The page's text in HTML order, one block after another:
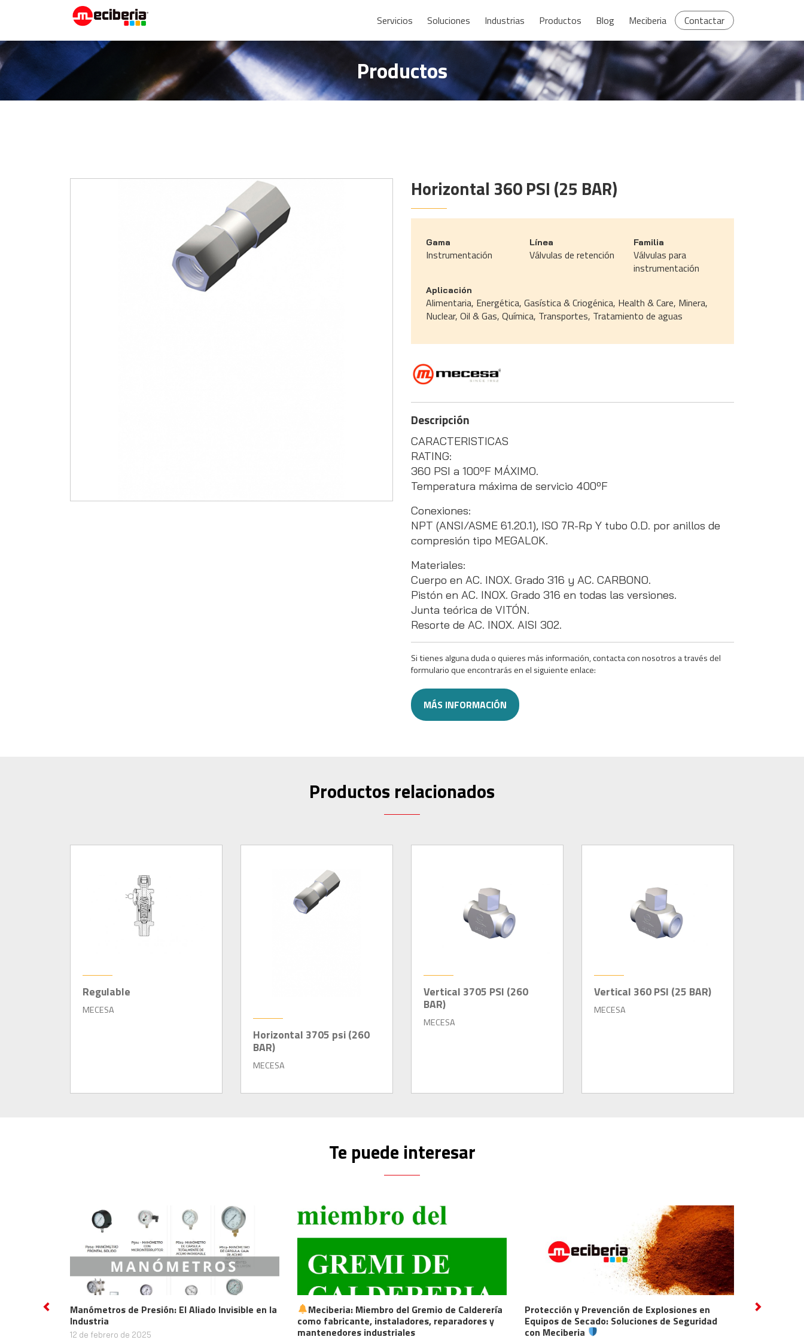
Servicios Soluciones Industrias Productos Blog Meciberia Contactar
Productos
Horizontal 360 PSI (25 BAR)
Gama
Instrumentación
Línea
Válvulas de retención
Familia
Válvulas para
instrumentación
Aplicación
Alimentaria, Energética, Gasística & Criogénica, Health & Care, Minera,
Nuclear, Oil & Gas, Química, Transportes, Tratamiento de aguas
Descripción
CARACTERISTICAS
RATING:
360 PSI a 100ºF MÁXIMO.
Temperatura máxima de servicio 400ºF
Conexiones:
NPT (ANSI/ASME 61.20.1), ISO 7R-Rp Y tubo O.D. por anillos de
compresión tipo MEGALOK.
Materiales:
Cuerpo en AC. INOX. Grado 316 y AC. CARBONO.
Pistón en AC. INOX. Grado 316 en todas las versiones.
Junta teórica de VITÓN.
Resorte de AC. INOX. AISI 302.
Si tienes alguna duda o quieres más información, contacta con nosotros a través del
formulario que encontrarás en el siguiente enlace:
MÁS INFORMACIÓN
Productos relacionados
Regulable
MECESA
Horizontal 3705 psi (260
BAR)
MECESA
Vertical 3705 PSI (260
BAR)
MECESA
Vertical 360 PSI (25 BAR)
MECESA
Te puede interesar
Manómetros de Presión: El Aliado Invisible en la
12 de febrero de 2025
Meciberia: Miembro del Gremio de Calderería
como fabricante, instaladores, reparadores y
mantenedores industriales
Protección y Prevención de Explosiones en
Equipos de Secado: Soluciones de Seguridad
con Meciberia
Descubre las Innovaciones
Hidrógeno y Nuestra
Previous Next